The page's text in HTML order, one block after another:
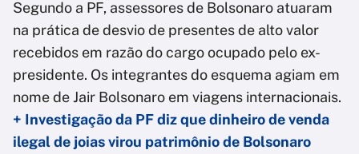
Segundo a PF, assessores de Bolsonaro atuaram
na prática de desvio de presentes de alto valor
recebidos em razão do cargo ocupado pelo ex-
presidente. Os integrantes do esquema agiam em
nome de Jair Bolsonaro em viagens internacionais.
+ Investigação da PF diz que dinheiro de venda
ilegal de joias virou patrimônio de Bolsonaro